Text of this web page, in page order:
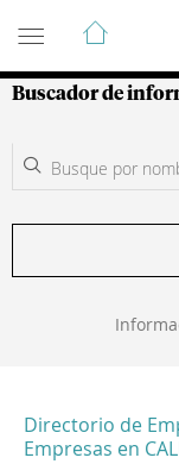
Guía de
Buscador de
Directorio de
Empresas en